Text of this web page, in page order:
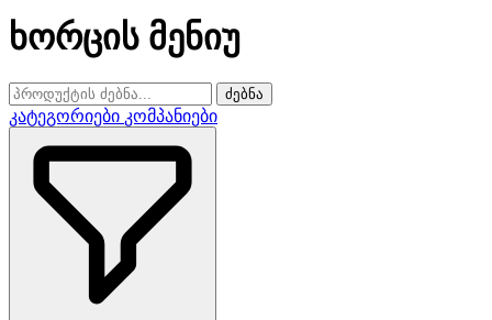
ხორცის მენიუ
ძებნა
კატეგორიები კომპანიები